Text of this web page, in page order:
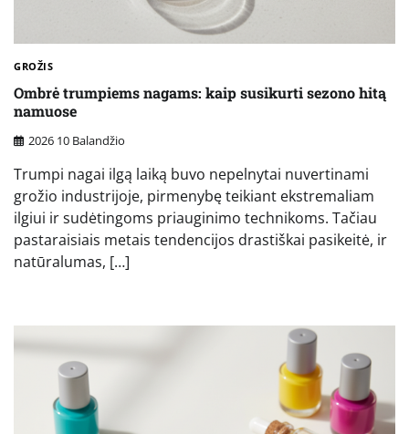
GROŽIS
Ombrė trumpiems nagams: kaip susikurti sezono hitą
namuose
2026 10 Balandžio
Trumpi nagai ilgą laiką buvo nepelnytai nuvertinami
grožio industrijoje, pirmenybę teikiant ekstremaliam
ilgiui ir sudėtingoms priauginimo technikoms. Tačiau
pastaraisiais metais tendencijos drastiškai pasikeitė, ir
natūralumas, […]